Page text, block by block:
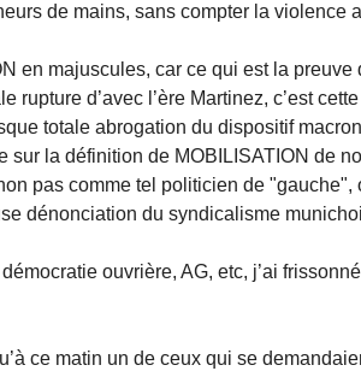
de mains, sans compter la violence
en majuscules, car ce qui est la
rupture d’avec l’ère Martinez, c’est
totale abrogation du dispositif
sur la définition de MOBILISATION de
pas comme tel politicien de
dénonciation du syndicalisme
ouvrière, AG, etc, j’ai
ce matin un de ceux qui se